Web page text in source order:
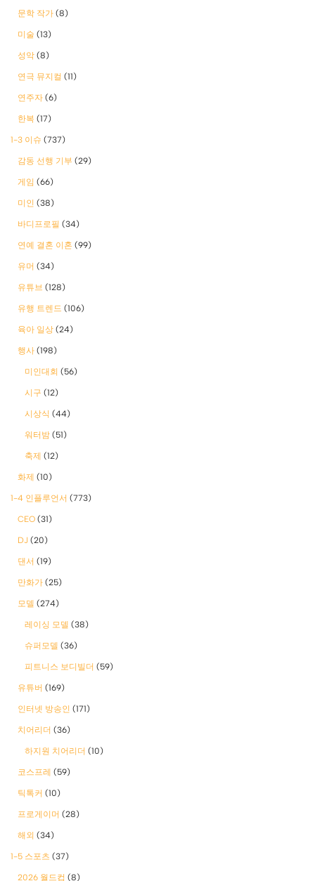
문학 작가 (8)
미술 (13)
성악 (8)
연극 뮤지컬 (11)
연주자 (6)
한복 (17)
1-3 이슈 (737)
감동 선행 기부 (29)
게임 (66)
미인 (38)
바디프로필 (34)
연예 결혼 이혼 (99)
유머 (34)
유튜브 (128)
유행 트렌드 (106)
육아 일상 (24)
행사 (198)
미인대회 (56)
시구 (12)
시상식 (44)
워터밤 (51)
축제 (12)
화제 (10)
1-4 인플루언서 (773)
CEO (31)
DJ (20)
댄서 (19)
만화가 (25)
모델 (274)
레이싱 모델 (38)
슈퍼모델 (36)
피트니스 보디빌더 (59)
유튜버 (169)
인터넷 방송인 (171)
치어리더 (36)
하지원 치어리더 (10)
코스프레 (59)
틱톡커 (10)
프로게이머 (28)
해외 (34)
1-5 스포츠 (37)
2026 월드컵 (8)